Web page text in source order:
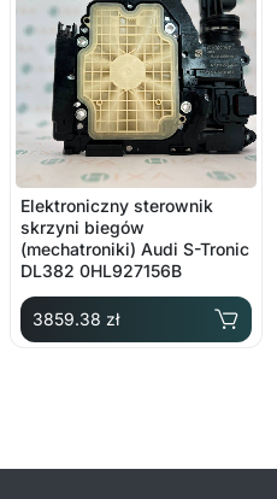
Elektroniczny sterownik
skrzyni biegów
(mechatroniki) Audi S-Tronic
DL382 0HL927156B
3859.38 zł